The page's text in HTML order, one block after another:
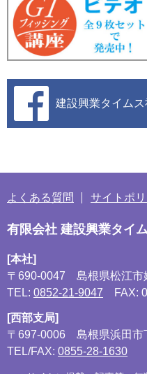
建設興業タイムス
よくある質問 サイトポ
有限会社 建設興業タイ
[本社]
〒690-0047
島根県松江市
TEL: 0852-21-9047 FAX:
[西部支局]
〒697-0006
島根県浜田市
TEL/FAX: 0855-28-1630